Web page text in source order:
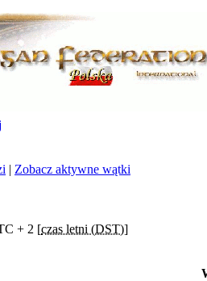
| Zobacz aktywne wątki
+ 2 [czas letni (DST)]